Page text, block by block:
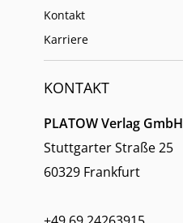
Kontakt
Karriere
KONTAKT
PLATOW Verlag GmbH
Stuttgarter Straße 25
60329 Frankfurt